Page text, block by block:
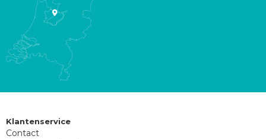
Klantenservice
Contact